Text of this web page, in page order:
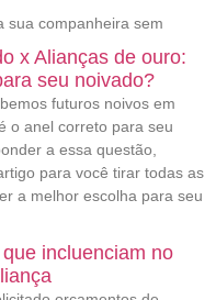
sua companheira sem
x Alianças de ouro:
seu noivado?
futuros noivos em
o anel correto para seu
a essa questão,
para você tirar todas as
a melhor escolha para seu
incluenciam no